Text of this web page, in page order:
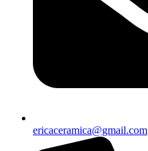
ericaceramica@gmail.com